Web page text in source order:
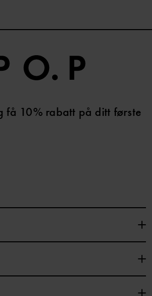
få 10% rabatt på ditt første
KJØPSVILKÅR